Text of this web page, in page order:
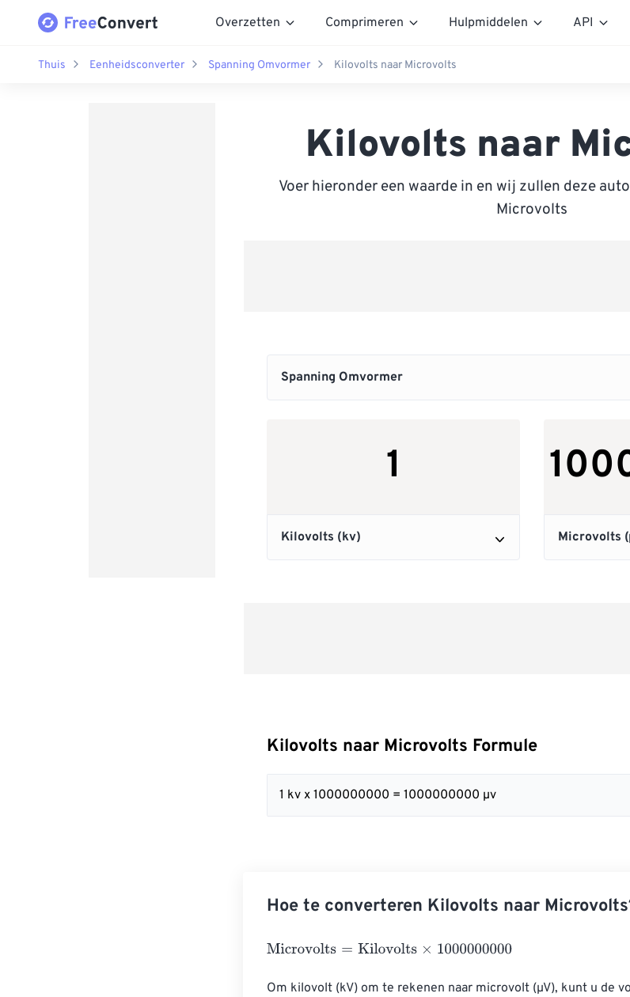
Overzetten Comprimeren Hulpmiddelen API
Thuis Eenheidsconverter Spanning Omvormer Kilovolts naar Microvolts
Kilovolts naar
Voer hieronder een waarde in en wij zullen deze
Microvolts
Kilovolts naar Microvolts Formule
1 kv x 1000000000 = 1000000000 µv
Hoe te converteren Kilovolts naar
Microvolts=Kilovolts×1000000000
Om kilovolt (kV) om te rekenen naar microvolt (µV), kunt u de